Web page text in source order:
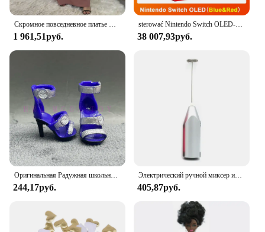
Скромное повседневное платье Abaya Femme, универсальное внутреннее платье без рукавов, мусульманское платье для женщин, халат макси, кафтан, марокканская исламская одежда
1 961,51руб.
sterować Nintendo Switch OLED-модель, белый набор, 7-дюймовый цветной экран, ручка Joy Con, улучшенная аудиорегулируема консоль, стабильный режим телевизора
38 007,93руб.
Оригинальная Радужная школьная кукла, можно выбрать обувь, каблук, сапоги, игрушки для девочек «сделай сам»
244,17руб.
Электрический ручной миксер из нержавеющей стали, Легкий Блендер для выпечки и приготовления пищи
405,87руб.